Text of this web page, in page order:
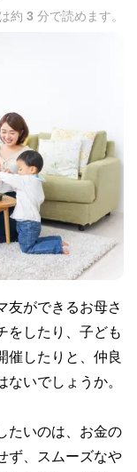
約 3 分で読めます。
友ができるお母さ
をしたり、子ども
催したりと、仲良
ないでしょうか。
たいのは、お金の
ず、スムーズなや